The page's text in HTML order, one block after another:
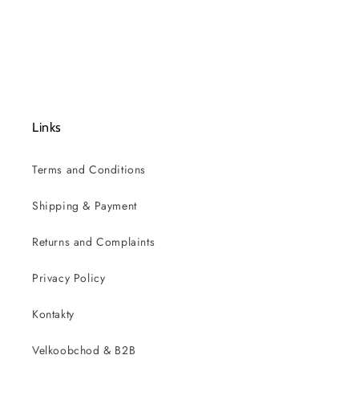
Links
Terms and Conditions
Shipping & Payment
Returns and Complaints
Privacy Policy
Kontakty
Velkoobchod & B2B